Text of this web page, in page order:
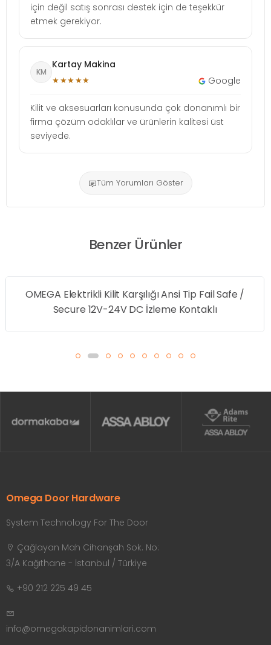
için değil satış sonrası destek için de teşekkür
etmek gerekiyor.
KM
Kartay Makina
★★★★★ Google
Kilit ve aksesuarları konusunda çok donanımlı bir
firma çözüm odaklılar ve ürünlerin kalitesi üst
seviyede.
Tüm Yorumları Göster
Benzer Ürünler
OMEGA Elektrikli Kilit Karşılığı Ansi Tip Fail Safe /
Secure 12V-24V DC İzleme Kontaklı
Omega Door Hardware
System Technology For The Door
Çağlayan Mah Cihanşah Sok. No:
3/A Kağıthane - İstanbul / Türkiye
+90 212 225 49 45
info@omegakapidonanimlari.com